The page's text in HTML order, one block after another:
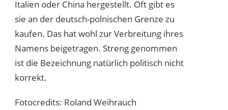
Italien oder China hergestellt. Oft gibt es
sie an der deutsch-polnischen Grenze zu
kaufen. Das hat wohl zur Verbreitung ihres
Namens beigetragen. Streng genommen
ist die Bezeichnung natürlich politisch nicht
korrekt.
Fotocredits: Roland Weihrauch